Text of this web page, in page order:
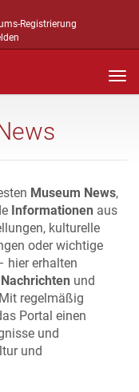
Registrierung
Museum News,
Informationen aus
kulturelle
oder wichtige
hier erhalten
Nachrichten und
regelmäßig
Portal einen
und
und